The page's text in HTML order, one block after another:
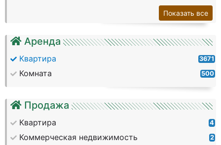
Аренда
Квартира 3671
Комната 500
Продажа
Квартира 4
Коммерческая недвижимость 2
Показать все